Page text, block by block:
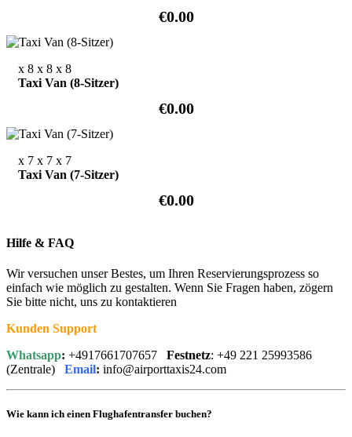
€0.00
x 8 x 8 x 8
Taxi Van (8-Sitzer)
€0.00
x 7 x 7 x 7
Taxi Van (7-Sitzer)
€0.00
Hilfe & FAQ
Wir versuchen unser Bestes, um Ihren Reservierungsprozess so
einfach wie möglich zu gestalten. Wenn Sie Fragen haben, zögern
Sie bitte nicht, uns zu kontaktieren
Kunden Support
Whatsapp: +4917661707657 Festnetz: +49 221 25993586
(Zentrale) Email: info@airporttaxis24.com
Wie kann ich einen Flughafentransfer buchen?